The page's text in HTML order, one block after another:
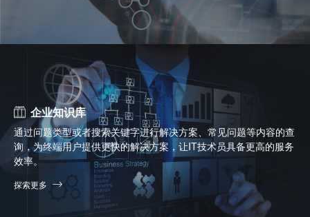
企业知识库
通过问题类型或者搜索关键字进行解决方案、常见问题等内容的查
询，为终端用户提供更快的解决方案，让IT技术员具备更高的服务
效率。
探索更多